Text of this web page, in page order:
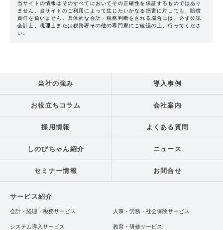
当サイトの情報はそのすべてにおいてその正確性を保証するものではあり
ません。当サイトのご利用によって生じたいかなる損害に対しても、賠償
責任を負いません。具体的な会計・税務判断をされる場合には、必ず公認
会計士、税理士または税務署その他の専門家にご確認の上、行ってくださ
い。
当社の強み 導入事例
お役立ちコラム 会社案内
採用情報 よくある質問
しのびちゃん紹介 ニュース
セミナー情報 お問合せ
サービス紹介
会計・経理・税務サービス 人事・労務・社会保険サービス
システム導入サービス 教育・研修サービス